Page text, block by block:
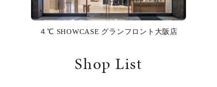
着用シーン
４℃ SHOWCASE グランフロント大阪店
Shop List